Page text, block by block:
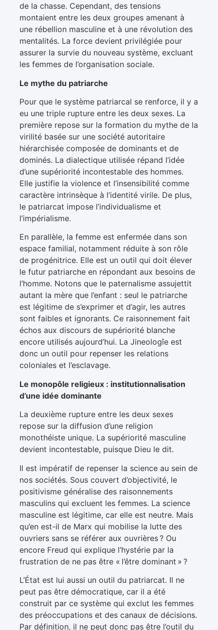
de la chasse. Cependant, des tensions
montaient entre les deux groupes amenant à
une rébellion masculine et à une révolution des
mentalités. La force devient privilégiée pour
assurer la survie du nouveau système, excluant
les femmes de l’organisation sociale.
Le mythe du patriarche
Pour que le système patriarcal se renforce, il y a
eu une triple rupture entre les deux sexes. La
première repose sur la formation du mythe de la
virilité basée sur une société autoritaire
hiérarchisée composée de dominants et de
dominés. La dialectique utilisée répand l’idée
d’une supériorité incontestable des hommes.
Elle justifie la violence et l’insensibilité comme
caractère intrinsèque à l’identité virile. De plus,
le patriarcat impose l’individualisme et
l’impérialisme.
En parallèle, la femme est enfermée dans son
espace familial, notamment réduite à son rôle
de progénitrice. Elle est un outil qui doit élever
le futur patriarche en répondant aux besoins de
l’homme. Notons que le paternalisme assujettit
autant la mère que l’enfant : seul le patriarche
est légitime de s’exprimer et d’agir, les autres
sont faibles et ignorants. Ce raisonnement fait
échos aux discours de supériorité blanche
encore utilisés aujourd’hui. La Jineologîe est
donc un outil pour repenser les relations
coloniales et l’esclavage.
Le monopôle religieux : institutionnalisation
d’une idée dominante
La deuxième rupture entre les deux sexes
repose sur la diffusion d’une religion
monothéiste unique. La supériorité masculine
devient incontestable, puisque Dieu le dit.
Il est impératif de repenser la science au sein de
nos sociétés. Sous couvert d’objectivité, le
positivisme généralise des raisonnements
masculins qui excluent les femmes. La science
masculine est légitime, car elle est neutre. Mais
qu’en est-il de Marx qui mobilise la lutte des
ouvriers sans se référer aux ouvrières ? Ou
encore Freud qui explique l’hystérie par la
frustration de ne pas être « l’être dominant » ?
L’État est lui aussi un outil du patriarcat. Il ne
peut pas être démocratique, car il a été
construit par ce système qui exclut les femmes
des préoccupations et des canaux de décisions.
Par définition, il ne peut donc pas être l’outil du